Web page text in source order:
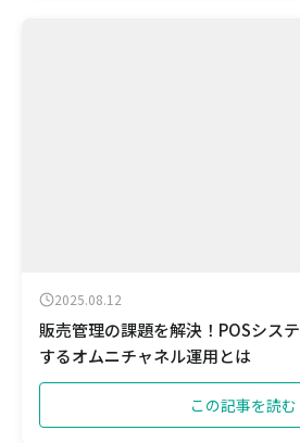
2025.08.12
販売管理の課題を解決！POSシス
するオムニチャネル運用とは
この記事を読む